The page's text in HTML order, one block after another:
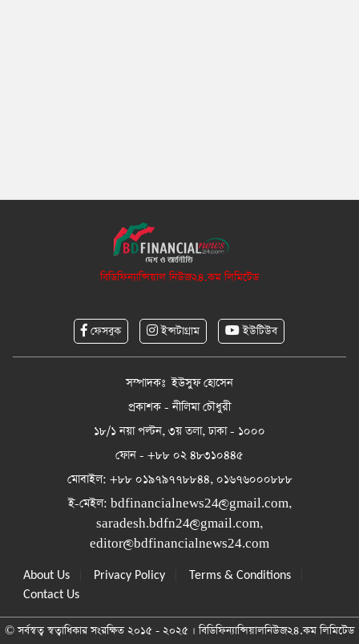
বিডিফিন্যান্সিয়াল নিউজ২৪.কম লিমিটেড
ফেসবুক ইন্সটাগ্রাম ইউটিউব
সম্পাদকঃ ইউসুফ হোসেন
প্রকাশক - নীলিমা চৌধুরী
১৮/১ নয়া পল্টন, ৩য় তলা, ঢাকা - ১০০০
ফোন - +৮৮ ০২ ৪৮৩১০৪৪৫
মোবাইল: +৮৮ ০১৯৭৯৭৭৮৮৪৪, ০১৬৭৬০০০৮৮৮
ই-মেইল: bdfinancialnews24@gmail.com,
saradesh.bdfn24@gmail.com,
editor@bdfinancialnews24.com
About Us Privacy Policy Terms & Conditions
Contact Us
© সর্বস্বত্ব স্বত্বাধিকার সংরক্ষিত ২০১৫ - ২০২৫ । বিডিফিন্যান্সিয়ালনিউজ২৪.কম লিমিটেড